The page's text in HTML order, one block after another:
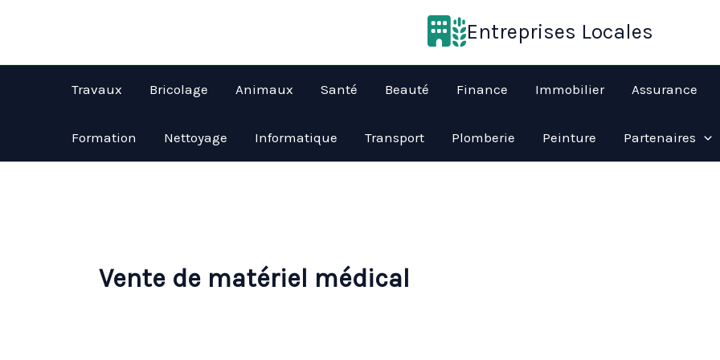
Entreprises Locales
Travaux Bricolage Animaux Santé Beauté Finance Immobilier Assurance
Formation Nettoyage Informatique Transport Plomberie Peinture Partenaires
Vente de matériel médical